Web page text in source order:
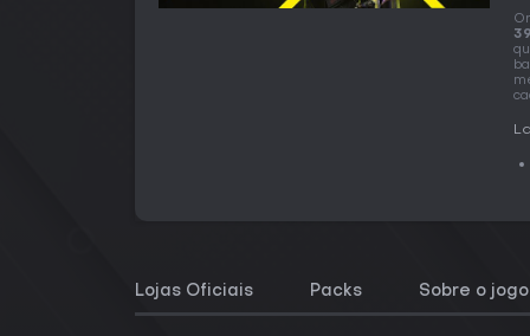
Lojas Oficiais Packs Sobre o jogo